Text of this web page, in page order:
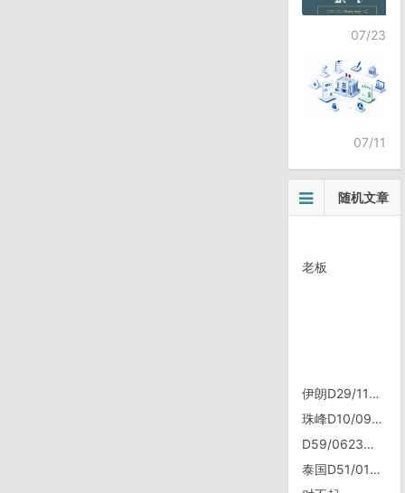
07/23
07/11
随机文章
老板
伊朗D29/1112，霍梅尼机场，准备飞约旦
珠峰D10/0914, 扎西宗、老定日
D59/0623，端午，相克宗
泰国D51/0107，苏梅岛Ang Thong日落